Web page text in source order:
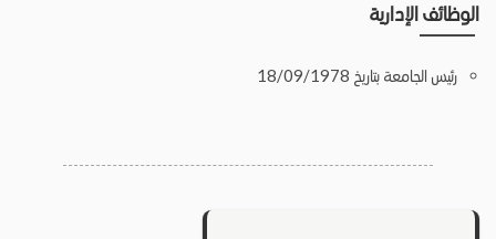
الوظائف الإدارية
رئيس الجامعة بتاريخ 18/09/1978